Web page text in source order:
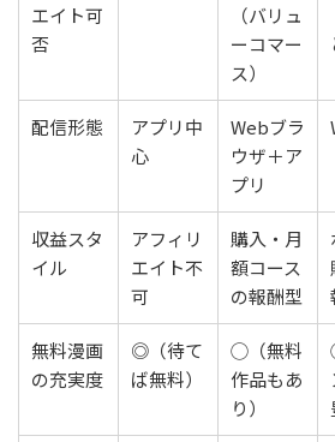
エイト可
否
（バリュ
ーコマー
ス）
配信形態
アプリ中
心
Webブラ
ウザ＋ア
プリ
収益スタ
イル
アフィリ
エイト不
可
購入・月
額コース
の報酬型
無料漫画
の充実度
◎（待て
ば無料）
◯（無料
作品もあ
り）